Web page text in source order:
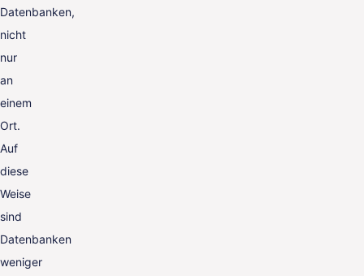
Datenbanken,
nicht
nur
an
einem
Ort.
Auf
diese
Weise
sind
Datenbanken
weniger